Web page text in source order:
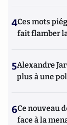
4Ces mots
fait flamber
5Alexandre
plus à une
6Ce nouveau
face à la